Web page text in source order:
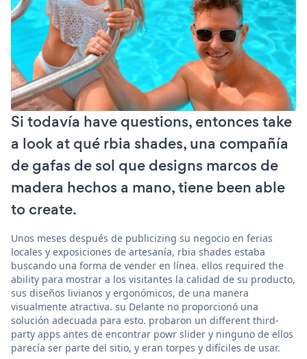
Si todavía have questions, entonces take
a look at qué rbia shades, una compañía
de gafas de sol que designs marcos de
madera hechos a mano, tiene been able
to create.
Unos meses después de publicizing su negocio en ferias
locales y exposiciones de artesanía, rbia shades estaba
buscando una forma de vender en línea. ellos required the
ability para mostrar a los visitantes la calidad de su producto,
sus diseños livianos y ergonómicos, de una manera
visualmente atractiva. su Delante no proporcionó una
solución adecuada para esto. probaron un different third-
party apps antes de encontrar powr slider y ninguno de ellos
parecía ser parte del sitio, y eran torpes y difíciles de usar.